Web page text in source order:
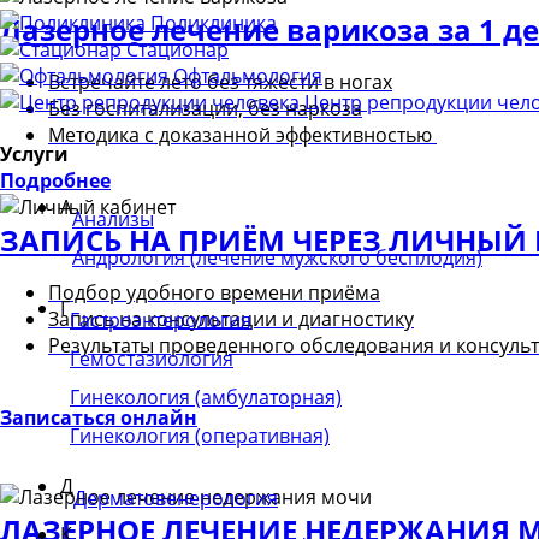
Лазерное лечение варикоза за 1
Встречайте лето без тяжести в ногах
Без госпитализации, без наркоза
Методика с доказанной эффективностью
Подробнее
ЗАПИСЬ НА ПРИЁМ ЧЕРЕЗ ЛИЧНЫЙ
Подбор удобного времени приёма
Запись на консультации и диагностику
Результаты проведенного обследования и
Записаться онлайн
ЛАЗЕРНОЕ ЛЕЧЕНИЕ НЕДЕРЖАНИЯ
Поликлиника
Стационар
Офтальмология
Центр репродукции
Услуги
ААнализы
Андрология (лечение мужского бесплодия)
ГГастроэнтерология
Гемостазиология
Гинекология (амбулаторная)
Гинекология (оперативная)
ДДерматовенерология
К